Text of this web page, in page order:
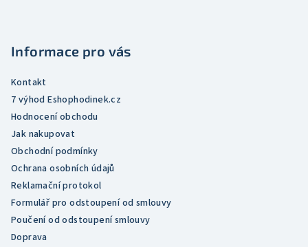
Informace pro vás
Kontakt
7 výhod Eshophodinek.cz
Hodnocení obchodu
Jak nakupovat
Obchodní podmínky
Ochrana osobních údajů
Reklamační protokol
Formulář pro odstoupení od smlouvy
Poučení od odstoupení smlouvy
Doprava